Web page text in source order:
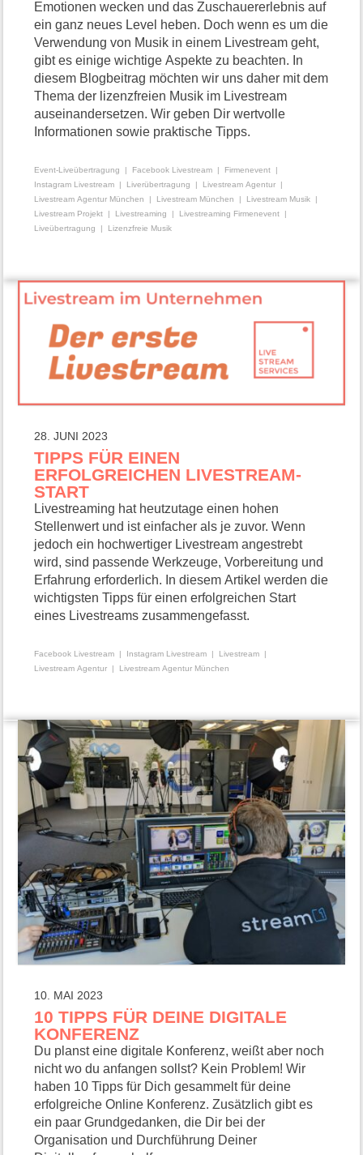
Emotionen wecken und das Zuschauererlebnis auf
ein ganz neues Level heben. Doch wenn es um die
Verwendung von Musik in einem Livestream geht,
gibt es einige wichtige Aspekte zu beachten. In
diesem Blogbeitrag möchten wir uns daher mit dem
Thema der lizenzfreien Musik im Livestream
auseinandersetzen. Wir geben Dir wertvolle
Informationen sowie praktische Tipps.
Event-Liveübertragung Facebook Livestream
Firmenevent
Instagram Livestream
Liverübertragung
Livestream Agentur
Livestream Agentur München
Livestream München
Livestream Musik
Livestream Projekt
Livestreaming
Livestreaming Firmenevent
Liveübertragung
Lizenzfreie Musik
28. JUNI 2023
TIPPS FÜR EINEN
ERFOLGREICHEN LIVESTREAM-
START
Livestreaming hat heutzutage einen hohen
Stellenwert und ist einfacher als je zuvor. Wenn
jedoch ein hochwertiger Livestream angestrebt
wird, sind passende Werkzeuge, Vorbereitung und
Erfahrung erforderlich. In diesem Artikel werden die
wichtigsten Tipps für einen erfolgreichen Start
eines Livestreams zusammengefasst.
Facebook Livestream Instagram Livestream
Livestream
Livestream Agentur
Livestream Agentur München
10. MAI 2023
10 TIPPS FÜR DEINE DIGITALE
KONFERENZ
Du planst eine digitale Konferenz, weißt aber noch
nicht wo du anfangen sollst? Kein Problem! Wir
haben 10 Tipps für Dich gesammelt für deine
erfolgreiche Online Konferenz. Zusätzlich gibt es
ein paar Grundgedanken, die Dir bei der
Organisation und Durchführung Deiner